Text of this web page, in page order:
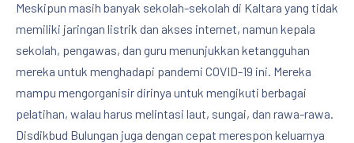
Meskipun masih banyak sekolah-sekolah di Kaltara yang tidak
memiliki jaringan listrik dan akses internet, namun kepala
sekolah, pengawas, dan guru menunjukkan ketangguhan
mereka untuk menghadapi pandemi COVID-19 ini. Mereka
mampu mengorganisir dirinya untuk mengikuti berbagai
pelatihan, walau harus melintasi laut, sungai, dan rawa-rawa.
Disdikbud Bulungan juga dengan cepat merespon keluarnya